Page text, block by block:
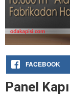
FACEBOOK
Panel